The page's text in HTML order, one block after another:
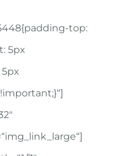
top:
5px